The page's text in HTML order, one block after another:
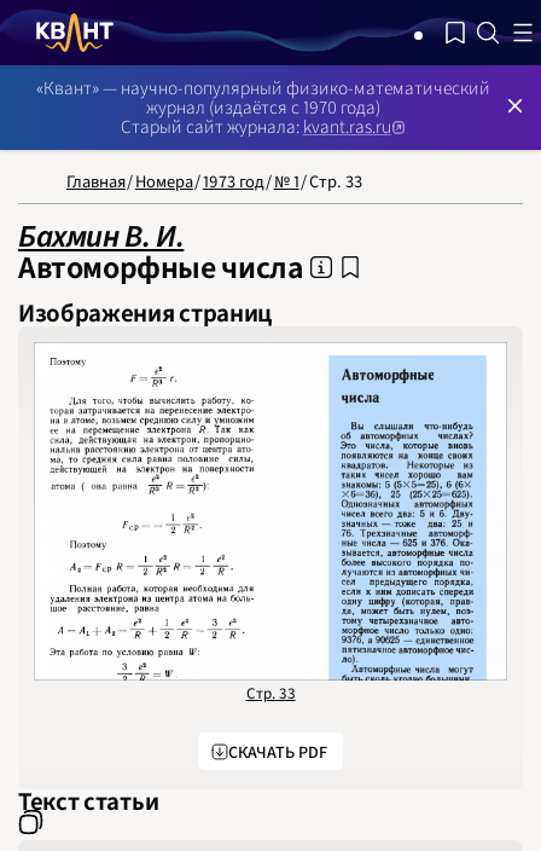
СТАТЬИ УКАЗАТЕЛИ РУБРИКАТОРЫ
1971
1972
1973
1974
1975
1976
1979
1980
1983
1984
NB: Сортировка результатов — по релевантности, поиск в
«Квант» — научно-популярный физико-математический
журнал (издаётся с 1970 года)
Старый сайт журнала: kvant.ras.ru
Главная/Номера/1973 год/№ 1/Стр. 33
Бахмин В. И.
Автоморфные числа
Изображения страниц
Стр. 33
СКАЧАТЬ PDF
Текст статьи